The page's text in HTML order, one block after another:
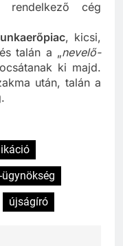
rendelkező cég
, kicsi,
talán a „nevelő-
ki majd.
után, talán a
ügynökség
újságíró